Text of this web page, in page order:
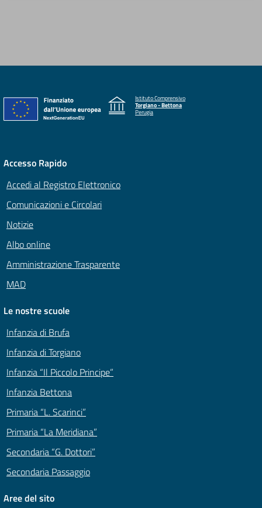
Istituto Comprensivo
Torgiano - Bettona
Perugia
Accesso Rapido
Accedi al Registro Elettronico
Comunicazioni e Circolari
Notizie
Albo online
Amministrazione Trasparente
MAD
Le nostre scuole
Infanzia di Brufa
Infanzia di Torgiano
Infanzia “Il Piccolo Principe”
Infanzia Bettona
Primaria “L. Scarinci”
Primaria “La Meridiana”
Secondaria “G. Dottori”
Secondaria Passaggio
Aree del sito